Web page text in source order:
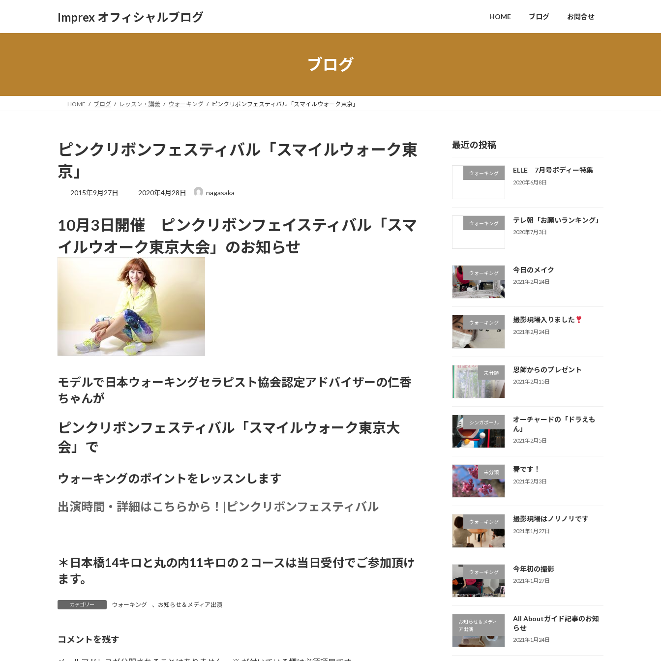
Imprex オフィシャルブログ HOME ブログ お問合せ
ブログ
HOME ブログ レッスン・講義 ウォーキング ピンクリボンフェスティバル「スマイルウォーク東京」
ピンクリボンフェスティバル「スマイルウォーク東
京」
2015年9月27日
最
新
日
時
:
2020年4月28日 nagasaka
10月3日開催 ピンクリボンフェイスティバル「スマ
イルウオーク東京大会」のお知らせ
モデルで日本ウォーキングセラピスト協会認定アドバイザーの仁香
ちゃんが
ピンクリボンフェスティバル「スマイルウォーク東京大
会」で
ウォーキングのポイントをレッスンします
出演時間・詳細はこちらから！|ピンクリボンフェスティバル
＊日本橋14キロと丸の内11キロの２コースは当日受付でご参加頂け
ます。
カテゴリー ウォーキング 、 お知らせ＆メディア出演
コメントを残す
最近の投稿
ウォーキング ELLE 7月号ボディー特集
2020年6月8日
ウォーキング テレ朝「お願いランキング」
2020年7月3日
ウォーキング 今日のメイク
2021年2月24日
ウォーキング 撮影現場入りました
2021年2月24日
未分類 恩師からのプレゼント
2021年2月15日
シンガポール
オーチャードの「ドラえも
ん」
2021年2月5日
未分類 春です！
2021年2月3日
ウォーキング 撮影現場はノリノリです
2021年1月27日
ウォーキング 今年初の撮影
2021年1月27日
お知らせ＆メディ
ア出演
All Aboutガイド記事のお知
らせ
2021年1月24日